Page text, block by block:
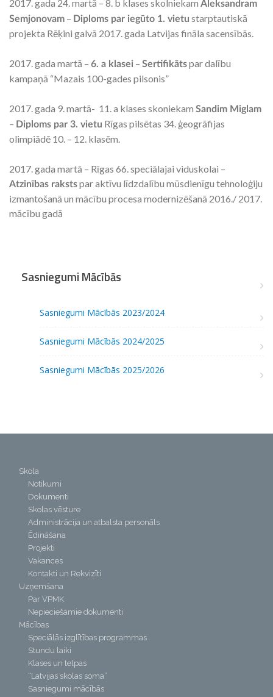
2017. gada 24. martā – 8. b klases skolniekam Aleksandram
Semjonovam – Diploms par iegūto 1. vietu starptautiskā
projekta Rēķini galvā 2017. gada Latvijas fināla sacensībās.
2017. gada martā – 6. a klasei – Sertifikātspar dalību
kampaņā “Mazais 100-gades pilsonis”
2017. gada 9. martā- 11. a klases skoniekam Sandim Miglam
– Diploms par 3. vietu Rīgas pilsētas 34. ģeogrāfijas
olimpiādē 10. – 12. klasēm.
2017. gada martā – Rīgas 66. speciālajai viduskolai –
Atzinības rakstspar aktīvu līdzdalību mūsdienīgu tehnoloģiju
izmantošanā un mācību procesa modernizēšanā 2016./ 2017.
mācību gadā
Sasniegumi Mācībās
Sasniegumi Mācībās 2023/2024
Sasniegumi Mācībās 2024/2025
Sasniegumi Mācībās 2025/2026
Skola
Notikumi
Dokumenti
Skolas vēsture
Administrācija un atbalsta personāls
Ēdināšana
Projekti
Vakances
Kontakti un Rekvizīti
Uzņemšana
Par VPMK
Nepieciešamie dokumenti
Mācības
Speciālās izglītības programmas
Stundu laiki
Klases un telpas
“Latvijas skolas soma”
Sasniegumi mācībās